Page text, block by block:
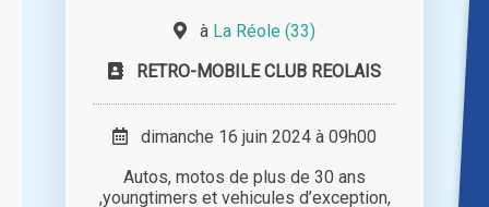
à La Réole (33)
RETRO-MOBILE CLUB REOLAIS
dimanche 16 juin 2024 à 09h00
Autos, motos de plus de 30 ans
,youngtimers et vehicules d’exception,